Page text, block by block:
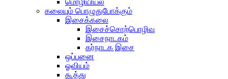
மொழியியல்
கலையும் பொழுதுபோக்கும்
இசைக்கலை
இசைச்சொற்பொழிவு
இசைநாடகம்
கர்நாடக இசை
ஒப்பனை
ஓவியம்
கூத்து